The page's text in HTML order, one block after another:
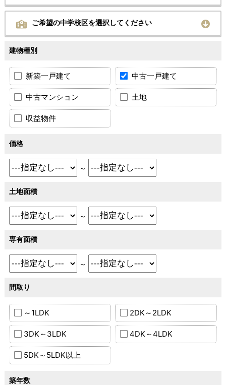
ご希望の中学校区を選択してください
建物種別
新築一戸建て 中古一戸建て
中古マンション 土地
収益物件
価格
～
土地面積
～
専有面積
～
間取り
～1LDK 2DK～2LDK
3DK～3LDK 4DK～4LDK
5DK～5LDK以上
築年数